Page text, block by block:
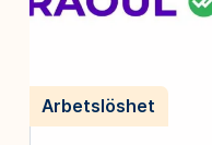
Arbetslöshet